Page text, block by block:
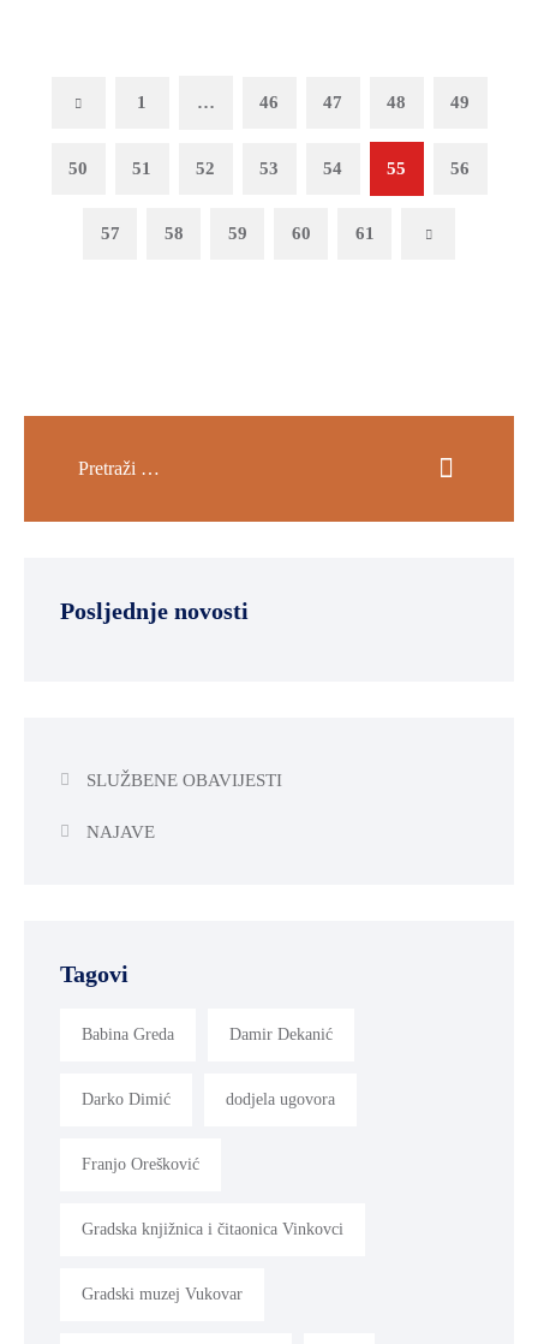
Previous1 … 46 47 48 49
50 51 52 53 54 55 56
57 58 59 60 61 Next
Posljednje novosti
SLUŽBENE OBAVIJESTI
NAJAVE
Tagovi
Babina Greda Damir Dekanić
Darko Dimić dodjela ugovora
Franjo Orešković
Gradska knjižnica i čitaonica Vinkovci
Gradski muzej Vukovar